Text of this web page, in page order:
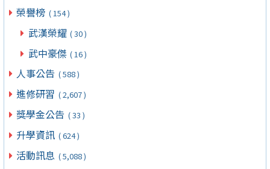
榮譽榜 ( 154 )
武漢榮耀 ( 30 )
武中豪傑 ( 16 )
人事公告 ( 588 )
進修研習 ( 2,607 )
獎學金公告 ( 33 )
升學資訊 ( 624 )
活動訊息 ( 5,088 )